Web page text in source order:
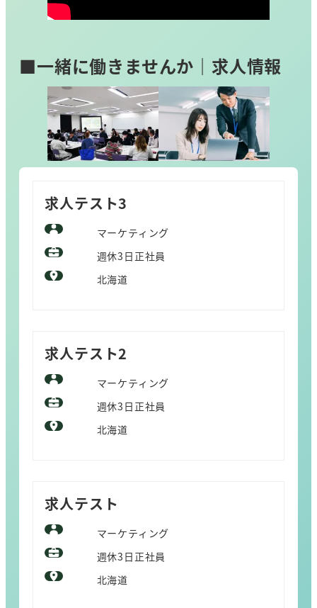
■一緒に働きませんか｜求人情報
求人テスト3
マーケティング
週休3日正社員
北海道
求人テスト2
マーケティング
週休3日正社員
北海道
求人テスト
マーケティング
週休3日正社員
北海道